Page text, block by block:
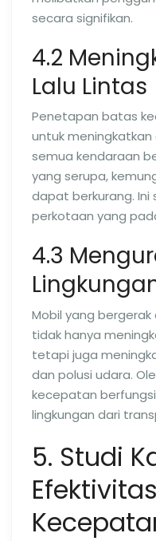
secara signifikan.
4.2
Lalu Lintas
Penetapan batas
untuk meningkatkan
semua kendaraan
yang serupa,
dapat berkurang.
perkotaan yang
4.3
Mobil yang
tidak hanya
tetapi juga
dan polusi udara.
kecepatan
lingkungan dari
5. Studi